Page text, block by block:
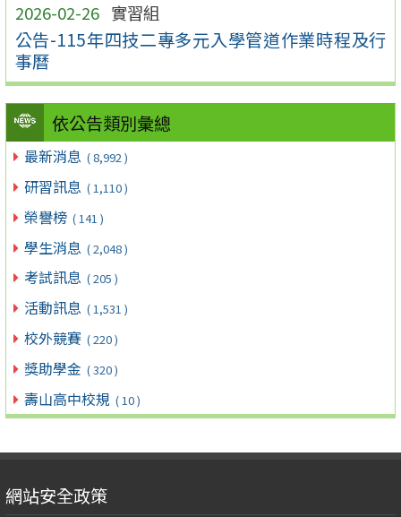
2026-02-26 實習組
公告-115年四技二專多元入學管道作業時程及行
事曆
依公告類別彙總
最新消息 ( 8,992 )
研習訊息 ( 1,110 )
榮譽榜 ( 141 )
學生消息 ( 2,048 )
考試訊息 ( 205 )
活動訊息 ( 1,531 )
校外競賽 ( 220 )
獎助學金 ( 320 )
壽山高中校規 ( 10 )
網站安全政策